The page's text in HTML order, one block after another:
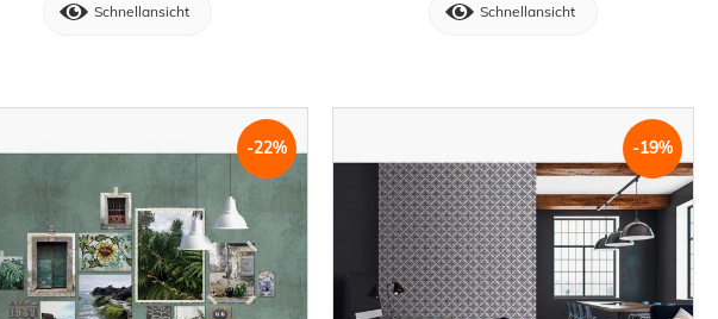
Schnellansicht Schnellansicht
-22% -19%